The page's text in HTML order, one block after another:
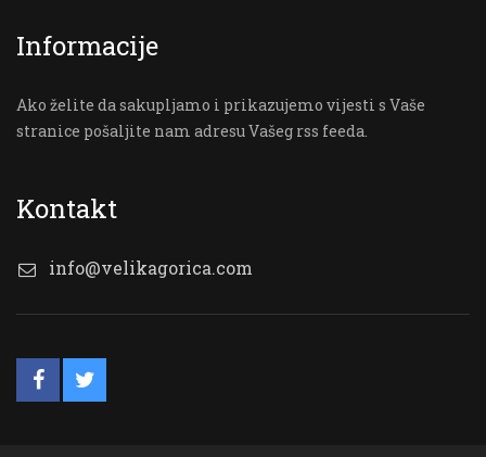
Informacije
Ako želite da sakupljamo i prikazujemo vijesti s Vaše
stranice pošaljite nam adresu Vašeg rss feeda.
Kontakt
info@velikagorica.com